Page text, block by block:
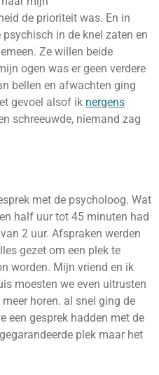
de prioriteit was. En in
in de knel zaten en
Ze willen beide
ogen was er geen verdere
bellen en afwachten ging
gevoel alsof ik nergens
schreeuwde, niemand zag
met de psycholoog. Wat
half uur tot 45 minuten had
2 uur. Afspraken werden
gezet om een plek te
worden. Mijn vriend en ik
moesten we even uitrusten
horen. al snel ging de
een gesprek hadden met de
plek maar het